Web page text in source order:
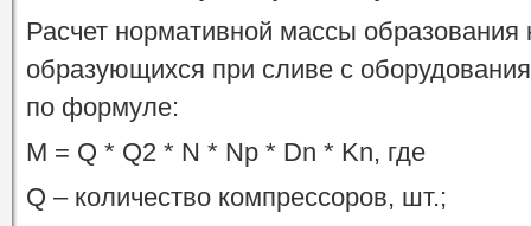
Расчет нормативной массы
образующихся при сливе с
по формуле:
M = Q * Q2 * N * Np * Dn * Kn, где
Q – количество компрессоров, шт.;